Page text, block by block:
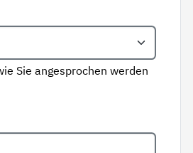
Sie angesprochen werden